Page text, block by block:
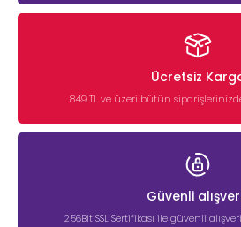
Ücretsiz
849 TL ve üzeri bütün
Güvenli
256Bit SSL Sertifikası ile güvenli